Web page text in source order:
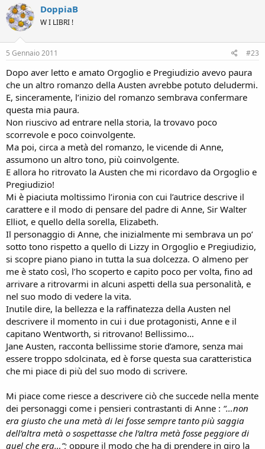
DoppiaB
W I LIBRI !
5 Gennaio 2011 #23
Dopo aver letto e amato Orgoglio e Pregiudizio avevo paura
che un altro romanzo della Austen avrebbe potuto deludermi.
E, sinceramente, l’inizio del romanzo sembrava confermare
questa mia paura.
Non riuscivo ad entrare nella storia, la trovavo poco
scorrevole e poco coinvolgente.
Ma poi, circa a metà del romanzo, le vicende di Anne,
assumono un altro tono, più coinvolgente.
E allora ho ritrovato la Austen che mi ricordavo da Orgoglio e
Pregiudizio!
Mi è piaciuta moltissimo l’ironia con cui l’autrice descrive il
carattere e il modo di pensare del padre di Anne, Sir Walter
Elliot, e quello della sorella, Elizabeth.
Il personaggio di Anne, che inizialmente mi sembrava un po’
sotto tono rispetto a quello di Lizzy in Orgoglio e Pregiudizio,
si scopre piano piano in tutta la sua dolcezza. O almeno per
me è stato così, l’ho scoperto e capito poco per volta, fino ad
arrivare a ritrovarmi in alcuni aspetti della sua personalità, e
nel suo modo di vedere la vita.
Inutile dire, la bellezza e la raffinatezza della Austen nel
descrivere il momento in cui i due protagonisti, Anne e il
capitano Wentworth, si ritrovano! Bellissimo…
Jane Austen, racconta bellissime storie d’amore, senza mai
essere troppo sdolcinata, ed è forse questa sua caratteristica
che mi piace di più del suo modo di scrivere.
Mi piace come riesce a descrivere ciò che succede nella mente
dei personaggi come i pensieri contrastanti di Anne : “…non
era giusto che una metà di lei fosse sempre tanto più saggia
dell’altra metà o sospettasse che l’altra metà fosse peggiore di
quel che era…”; oppure il modo che ha di prendere in giro la